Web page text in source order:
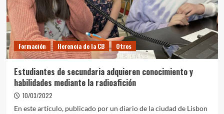
Formación Herencia de la CB Otros
Estudiantes de secundaria adquieren conocimiento y
habilidades mediante la radioafición
10/03/2022
En este artículo, publicado por un diario de la ciudad de Lisbon